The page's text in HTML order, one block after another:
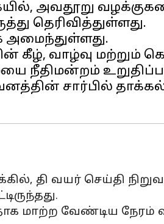
அவதூறு
தெரிவித்துள்ளது.
அமைந்துள்ளது.
கீழ், வாழ்வு
நீதிமன்றம்
சார்பில்
தி வயர் செய்தி
மாற்ற வேண்டிய நேரம்